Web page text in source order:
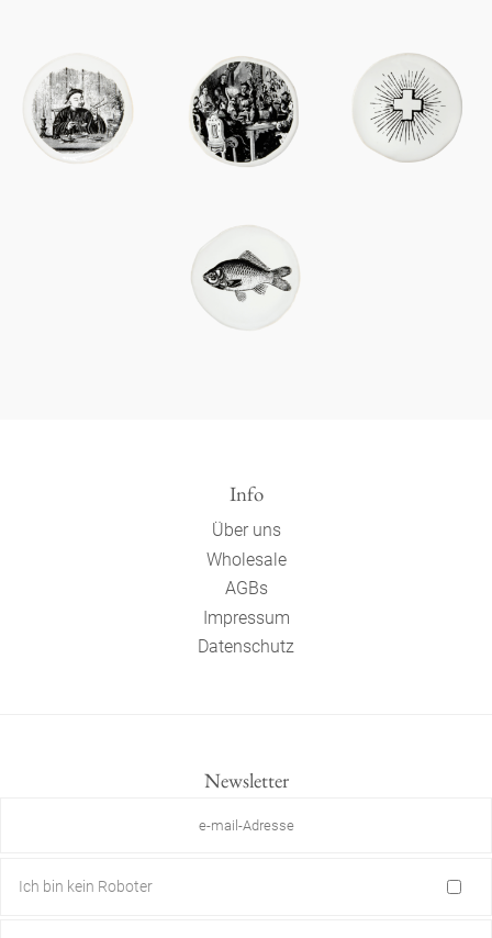
Info
Über uns
Wholesale
AGBs
Impressum
Datenschutz
Newsletter
Ich bin kein Roboter